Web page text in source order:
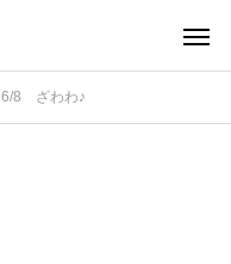
6/8 ざわわ♪